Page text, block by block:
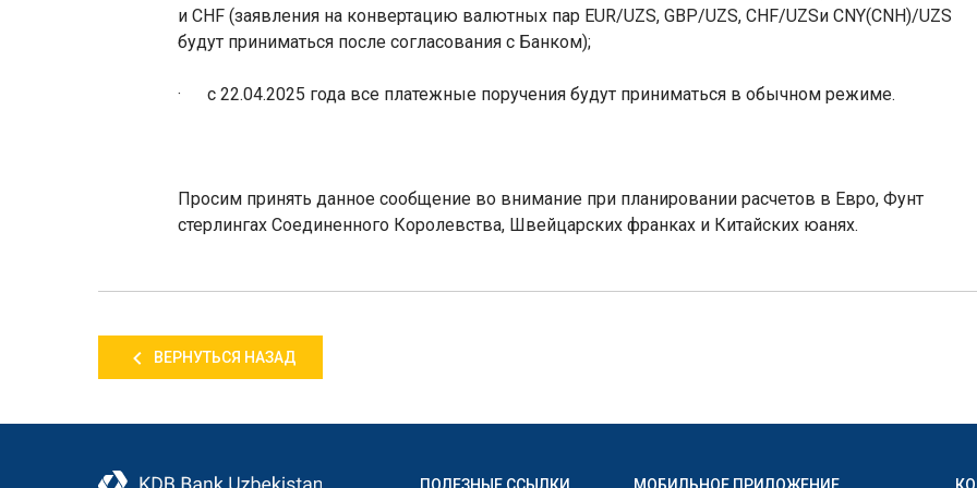
и CHF(заявления на конвертацию валютных пар EUR/UZS, GBP/UZS, CHF/UZSи CNY(CNH)/UZS
будут приниматься после согласования с Банком);
· с 22.04.2025 года все платежные поручения будут приниматься в обычном режиме.
Просим принять данное сообщение во внимание при планировании расчетов в Евро, Фунт
стерлингах Соединенного Королевства, Швейцарских франках и Китайских юанях.
ВЕРНУТЬСЯ НАЗАД